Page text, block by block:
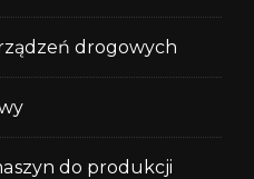
drogowych
do produkcji